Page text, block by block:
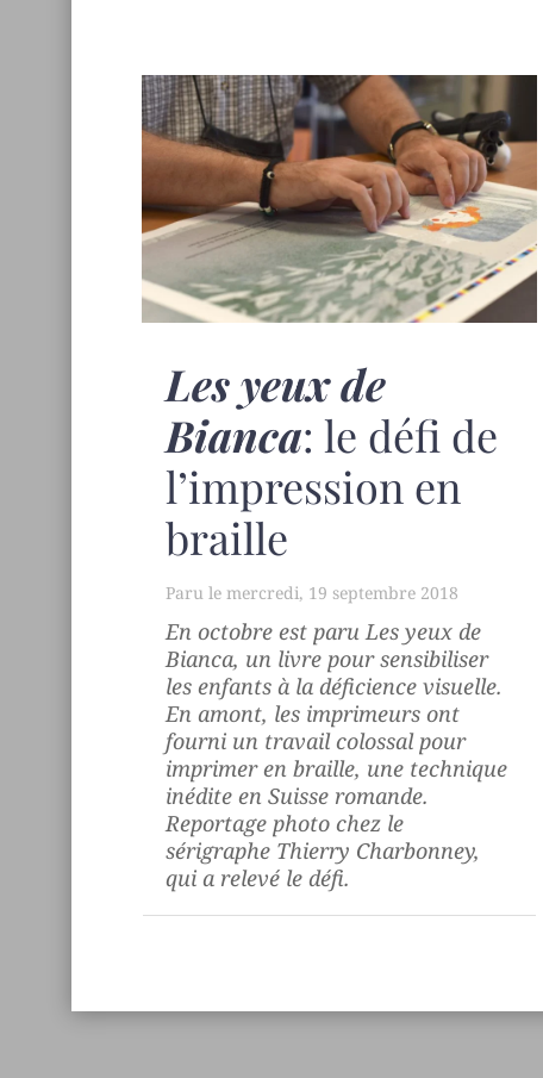
Les yeux de
Bianca: le défi de
l’impression en
braille
mercredi, 19 septembre 2018
En octobre est paruLes yeux de
Bianca, un livre pour sensibiliser
les enfants à la déficience visuelle.
En amont, les imprimeurs ont
fourni un travail colossal pour
imprimer en braille, une technique
inédite en Suisse romande.
Reportage photo chez le
sérigraphe Thierry Charbonney,
qui a relevé le défi.